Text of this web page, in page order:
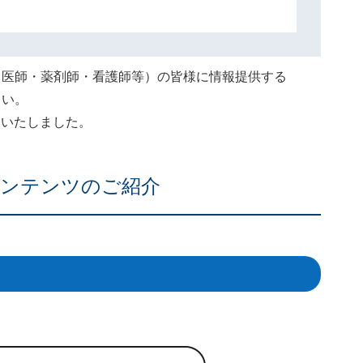
師・薬剤師・看護師等）の皆様に情報提供する
。
たしました。
テンツのご紹介